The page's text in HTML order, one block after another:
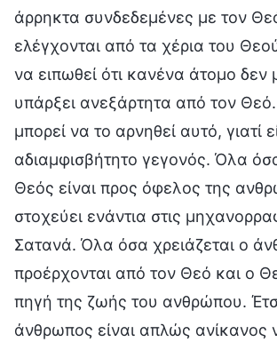
άρρηκτα συνδεδεμένες με τον
ελέγχονται από τα χέρια του
να ειπωθεί ότι κανένα άτομο δεν
υπάρξει ανεξάρτητα από τον
μπορεί να το αρνηθεί αυτό, γιατί
αδιαμφισβήτητο γεγονός. Όλα
Θεός είναι προς όφελος της
στοχεύει ενάντια στις
Σατανά. Όλα όσα χρειάζεται ο
προέρχονται από τον Θεό και ο
πηγή της ζωής του ανθρώπου.
άνθρωπος είναι απλώς ανίκανος